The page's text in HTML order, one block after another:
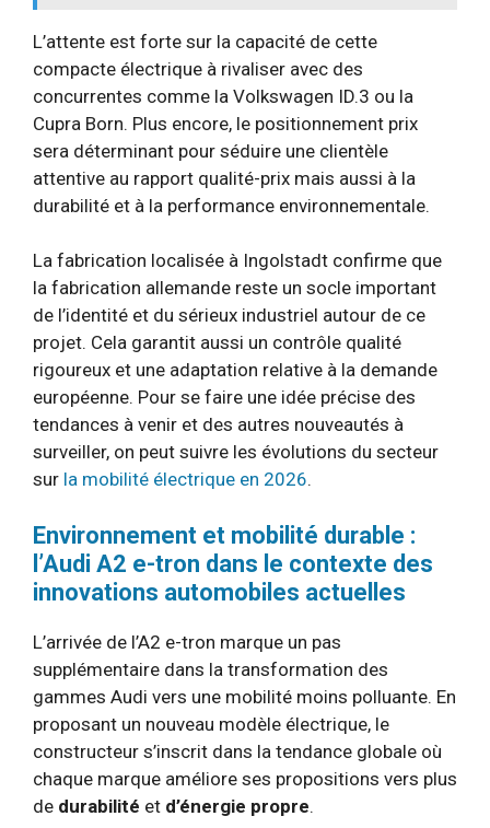
L’attente est forte sur la capacité de cette
compacte électrique à rivaliser avec des
concurrentes comme la Volkswagen ID.3 ou la
Cupra Born. Plus encore, le positionnement prix
sera déterminant pour séduire une clientèle
attentive au rapport qualité-prix mais aussi à la
durabilité et à la performance environnementale.
La fabrication localisée à Ingolstadt confirme que
la fabrication allemande reste un socle important
de l’identité et du sérieux industriel autour de ce
projet. Cela garantit aussi un contrôle qualité
rigoureux et une adaptation relative à la demande
européenne. Pour se faire une idée précise des
tendances à venir et des autres nouveautés à
surveiller, on peut suivre les évolutions du secteur
sur la mobilité électrique en 2026.
Environnement et mobilité durable :
l’Audi A2 e-tron dans le contexte des
innovations automobiles actuelles
L’arrivée de l’A2 e-tron marque un pas
supplémentaire dans la transformation des
gammes Audi vers une mobilité moins polluante. En
proposant un nouveau modèle électrique, le
constructeur s’inscrit dans la tendance globale où
chaque marque améliore ses propositions vers plus
de durabilité et d’énergie propre.